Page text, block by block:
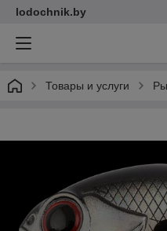
lodochnik.by
Товары и услуги